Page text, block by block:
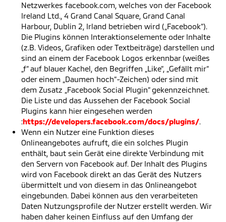
Netzwerkes facebook.com, welches von der Facebook
Ireland Ltd., 4 Grand Canal Square, Grand Canal
Harbour, Dublin 2, Irland betrieben wird („Facebook“).
Die Plugins können Interaktionselemente oder Inhalte
(z.B. Videos, Grafiken oder Textbeiträge) darstellen und
sind an einem der Facebook Logos erkennbar (weißes
„f“ auf blauer Kachel, den Begriffen „Like“, „Gefällt mir“
oder einem „Daumen hoch“-Zeichen) oder sind mit
dem Zusatz „Facebook Social Plugin“ gekennzeichnet.
Die Liste und das Aussehen der Facebook Social
Plugins kann hier eingesehen werden
:https://developers.facebook.com/docs/plugins/.
Wenn ein Nutzer eine Funktion dieses
Onlineangebotes aufruft, die ein solches Plugin
enthält, baut sein Gerät eine direkte Verbindung mit
den Servern von Facebook auf. Der Inhalt des Plugins
wird von Facebook direkt an das Gerät des Nutzers
übermittelt und von diesem in das Onlineangebot
eingebunden. Dabei können aus den verarbeiteten
Daten Nutzungsprofile der Nutzer erstellt werden. Wir
haben daher keinen Einfluss auf den Umfang der